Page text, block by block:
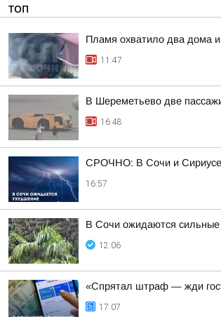
ТОП
Пламя охватило два дома
11:47
В Шереметьево две
16:48
СРОЧНО: В Сочи и Сириусе
16:57
В Сочи ожидаются сильные
12:06
«Спрятал штраф — жди
17:07